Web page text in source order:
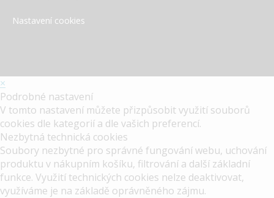
Nastavení cookies
×
Podrobné nastavení
V tomto nastavení můžete přizpůsobit využití souborů
cookies dle kategorií a dle vašich preferencí.
Nezbytná technická cookies
Soubory nezbytné pro správné fungování webu, uchování
produktu v nákupním košíku, filtrování a další základní
funkce. Využití technických cookies nelze deaktivovat,
využíváme je na základě oprávněného zájmu.